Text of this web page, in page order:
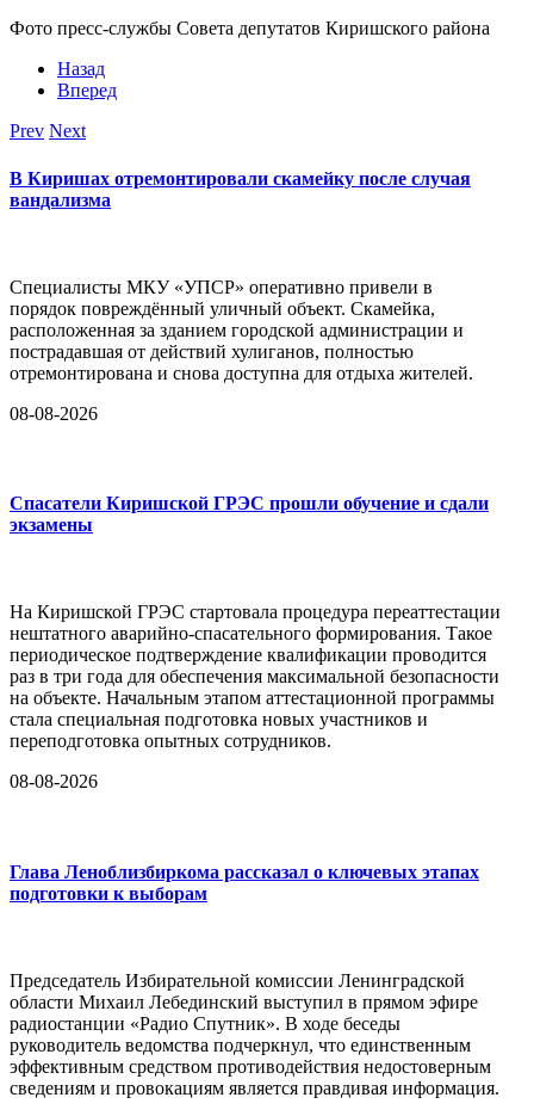
Фото пресс-службы Совета депутатов Киришского района
Назад
Вперед
Prev Next
В Киришах отремонтировали скамейку после случая
вандализма
Специалисты МКУ «УПСР» оперативно привели в
порядок повреждённый уличный объект. Скамейка,
расположенная за зданием городской администрации и
пострадавшая от действий хулиганов, полностью
отремонтирована и снова доступна для отдыха жителей.
08-08-2026
Спасатели Киришской ГРЭС прошли обучение и сдали
экзамены
На Киришской ГРЭС стартовала процедура переаттестации
нештатного аварийно-спасательного формирования. Такое
периодическое подтверждение квалификации проводится
раз в три года для обеспечения максимальной безопасности
на объекте. Начальным этапом аттестационной программы
стала специальная подготовка новых участников и
переподготовка опытных сотрудников.
08-08-2026
Глава Леноблизбиркома рассказал о ключевых этапах
подготовки к выборам
Председатель Избирательной комиссии Ленинградской
области Михаил Лебединский выступил в прямом эфире
радиостанции «Радио Спутник». В ходе беседы
руководитель ведомства подчеркнул, что единственным
эффективным средством противодействия недостоверным
сведениям и провокациям является правдивая информация.